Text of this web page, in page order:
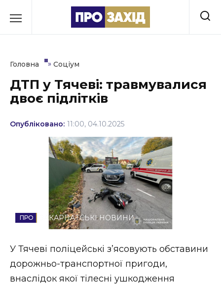
до
Культура
Освіта
Соціум
Стиль життя
Втрачений Ужгород
Втрачений Ужгород (відеоверсія)
Головна » Соціум
ДТП у Тячеві: травмувалися
двоє підлітків
Опубліковано: 11:00, 04.10.2025
ЗАКАРПАТСЬКІ НОВИНИ
У Тячеві поліцейські з’ясовують обставини
дорожньо-транспортної пригоди,
внаслідок якої тілесні ушкодження